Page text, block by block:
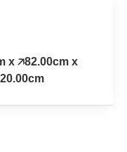
x 🡥82.00cm x